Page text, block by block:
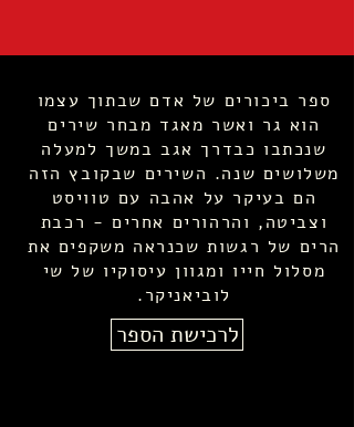
ספר ביכורים של אדם שבתוך עצמו
הוא גר ואשר מאגד מבחר שירים
שנכתבו כבדרך אגב במשך למעלה
משלושים שנה. השירים שבקובץ הזה
הם בעיקר על אהבה עם טוויסט
וצביטה, והרהורים אחרים - רכבת
הרים של רגשות שכנראה משקפים את
מסלול חייו ומגוון עיסוקיו של שי
לוביאניקר.
לרכישת הספר